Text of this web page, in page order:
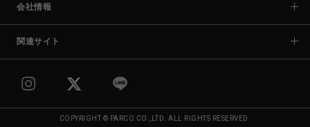
会社情報
関連サイト
COPYRIGHT © PARCO CO.,LTD. ALL RIGHTS RESERVED.